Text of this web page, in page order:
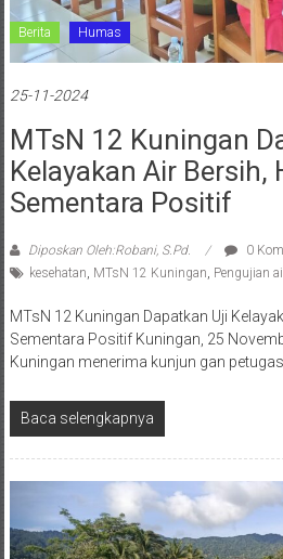
Berita Humas
25-11-2024
MTsN 12 Kuningan
Kelayakan Air Bersih,
Sementara Positif
Diposkan Oleh:Robani, S.Pd.
0
kesehatan MTsN 12 Kuningan Pengujian
MTsN 12 Kuningan Dapatkan Uji
Sementara Positif Kuningan, 25
Kuningan menerima kunjun gan
Baca selengkapnya